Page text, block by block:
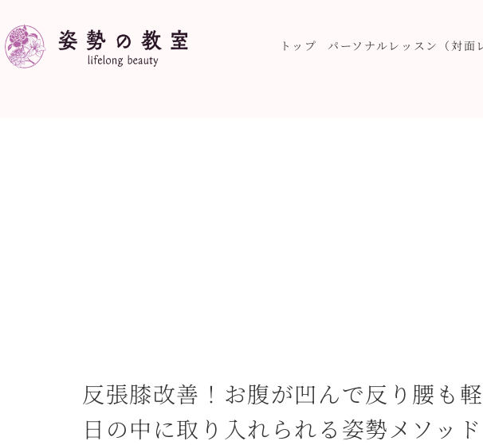
トップ パーソナルレッスン（対面
反張膝改善！お腹が凹んで反り腰も
日の中に取り入れられる姿勢メソッド